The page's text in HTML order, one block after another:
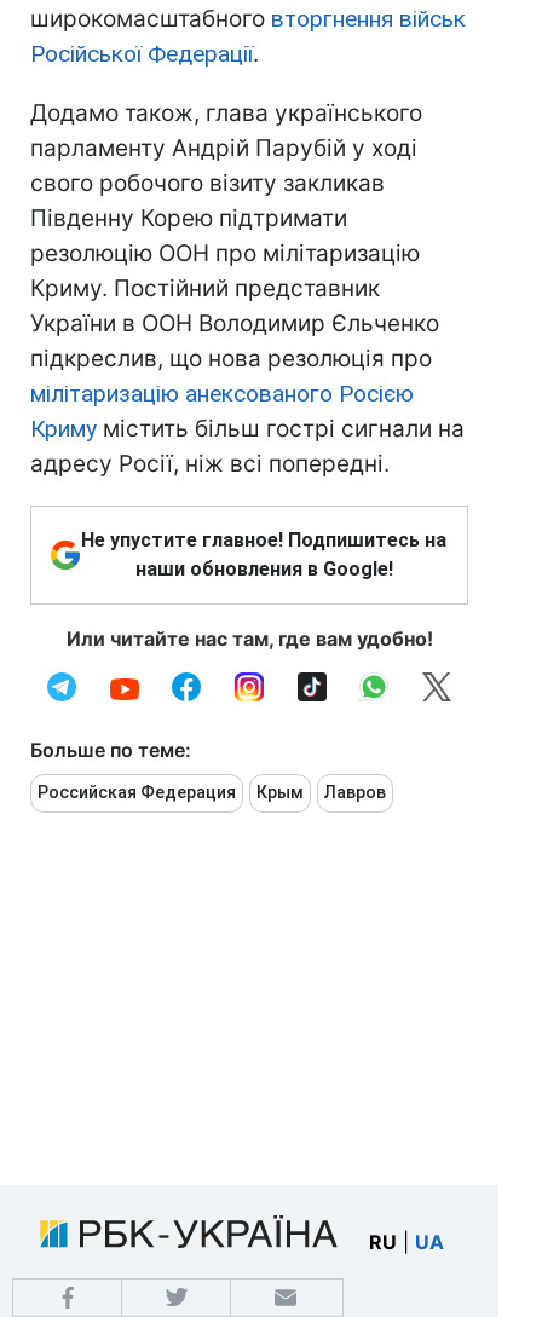
широкомасштабного вторгнення військ
Російської Федерації.
Додамо також, глава українського
парламенту Андрій Парубій у ході
свого робочого візиту закликав
Південну Корею підтримати
резолюцію ООН про мілітаризацію
Криму. Постійний представник
України в ООН Володимир Єльченко
підкреслив, що нова резолюція про
мілітаризацію анексованого Росією
Криму містить більш гострі сигнали на
адресу Росії, ніж всі попередні.
Не упустите главное! Подпишитесь на
наши обновления в Google!
Или читайте нас там, где вам удобно!
Больше по теме:
Российская Федерация Крым Лавров
RU UA